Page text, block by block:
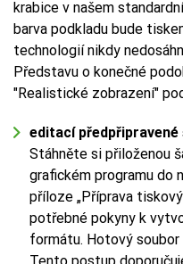
krabice v našem
barva podkladu bude
technologií nikdy
Představu o konečné
"Realistické zobrazení"
editací předpřipravené
Stáhněte si přiloženou
grafickém programu do
příloze „Příprava
potřebné pokyny k
formátu. Hotový soubor